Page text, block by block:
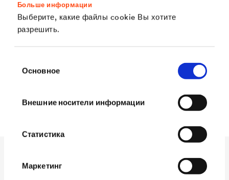
Больше информации
Выберите, какие файлы cookie Вы хотите
разрешить.
согласия
Основное
Внешние носители информации
Статистика
Маркетинг
Резиденция «Парк Оран»
Анкара, Турция
Парковая зона из высаженных зеленых насаждений в
резиденции ParkOran охватывает в общей сложности 517
253 кв.м. Комплекс состоит из двенадцати 32-этажных
Технические данные